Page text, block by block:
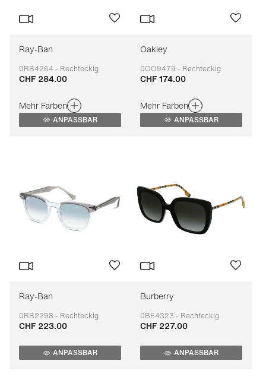
Ray-Ban
0RB4264 - Rechteckig
Anpassbar
CHF 284.00
Mehr Farben
ANPASSBAR
Oakley
0OO9479 - Rechteckig
Anpassbar
CHF 174.00
Mehr Farben
ANPASSBAR
Ray-Ban
0RB2298 - Rechteckig
Anpassbar
CHF 223.00
ANPASSBAR
Burberry
0BE4323 - Rechteckig
Anpassbar
CHF 227.00
ANPASSBAR